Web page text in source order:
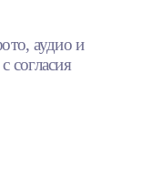
аудио и
согласия